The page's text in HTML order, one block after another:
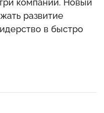
компании. Новый
развитие
в быстро